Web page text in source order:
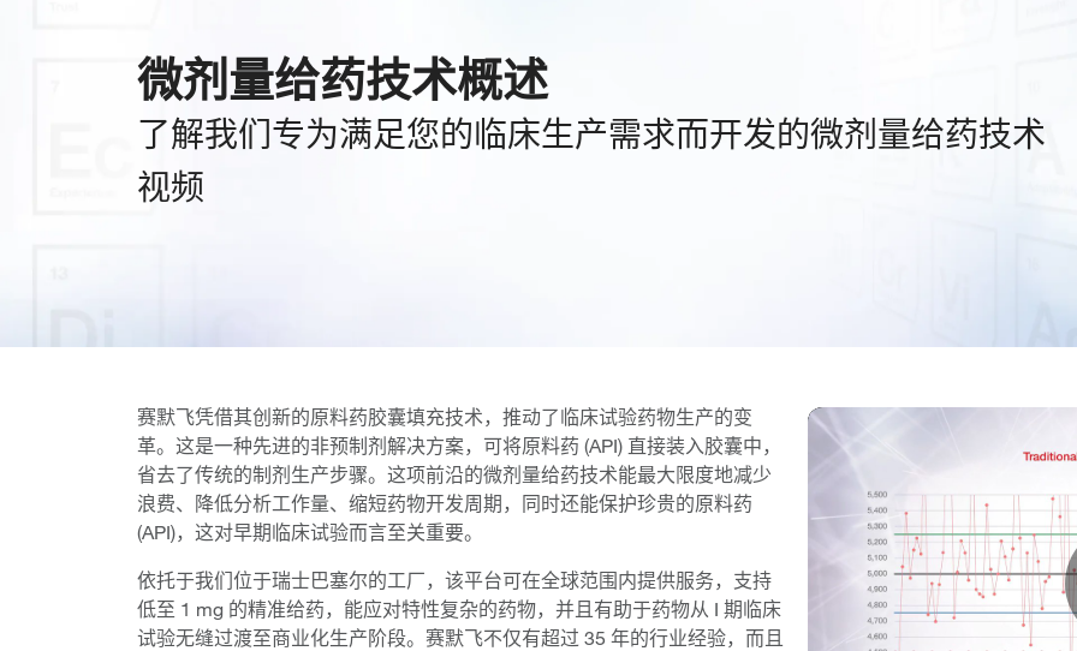
微剂量给药技术概述
了解我们专为满足您的临床生产需求而开发的微剂量给药技术
视频
赛默飞凭借其创新的原料药胶囊填充技术，推动了临床试验药物生产的变
革。这是一种先进的非预制剂解决方案，可将原料药 (API) 直接装入胶囊中，
省去了传统的制剂生产步骤。这项前沿的微剂量给药技术能最大限度地减少
浪费、降低分析工作量、缩短药物开发周期，同时还能保护珍贵的原料药
(API)，这对早期临床试验而言至关重要。
依托于我们位于瑞士巴塞尔的工厂，该平台可在全球范围内提供服务，支持
低至 1 mg 的精准给药，能应对特性复杂的药物，并且有助于药物从 I 期临床
试验无缝过渡至商业化生产阶段。赛默飞不仅有超过 35 年的行业经验，而且